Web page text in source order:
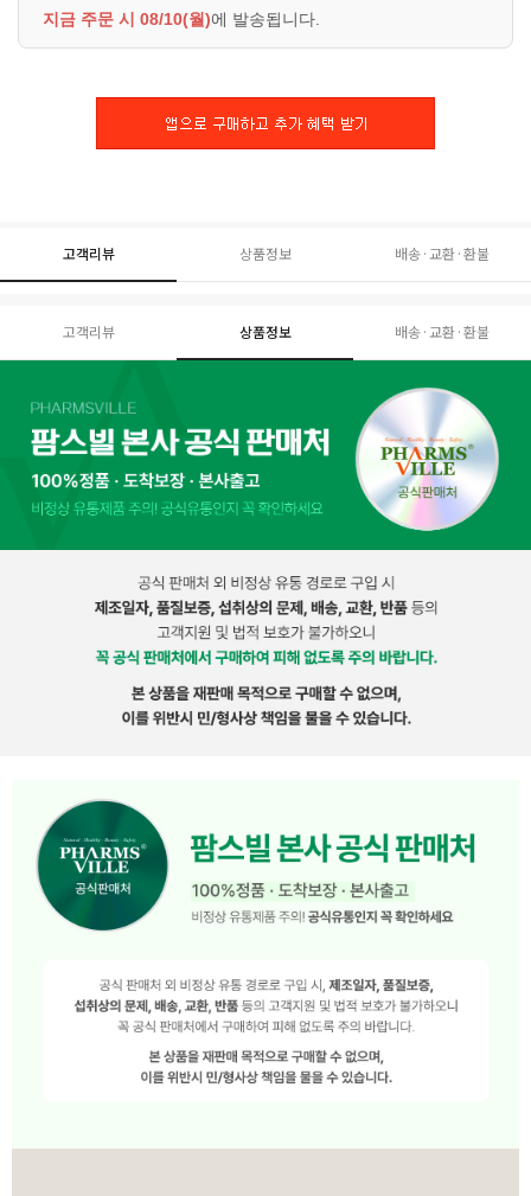
지금 주문 시 08/10(월)에 발송됩니다.
고객리뷰 상품정보 배송·교환·환불
고객리뷰 상품정보 배송·교환·환불